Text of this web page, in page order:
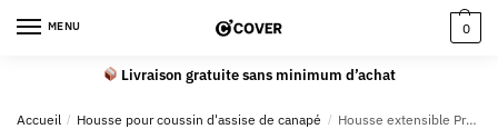
MENU 0
Livraison gratuite sans minimum d’achat
Accueil / Housse pour coussin d'assise de canapé / Housse extensible Prune pour Coussin de Canapé